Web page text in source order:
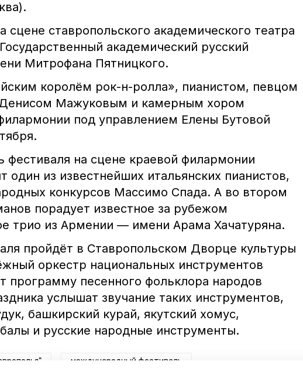
сцене ставропольского академического театра
академический русский
Митрофана Пятницкого.
королём рок-н-ролла», пианистом, певцом
Мажуковым и камерным хором
под управлением Елены Бутовой
фестиваля на сцене краевой филармонии
один из известнейших итальянских пианистов,
конкурсов Массимо Спада. А во втором
порадует известное за рубежом
трио из Армении — имени Арама Хачатуряна.
пройдёт в Ставропольском Дворце культуры
оркестр национальных инструментов
программу песенного фольклора народов
услышат звучание таких инструментов,
башкирский курай, якутский хомус,
и русские народные инструменты.
международный фестиваль